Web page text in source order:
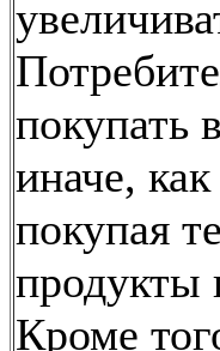
покупать
иначе,
покупая
продукты
Кроме